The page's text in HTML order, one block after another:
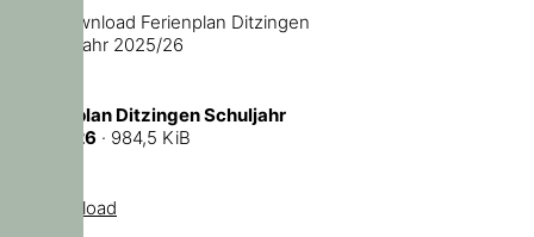
Ferienplan Ditzingen Schuljahr
2025/26 · 984,5 KiB
Download